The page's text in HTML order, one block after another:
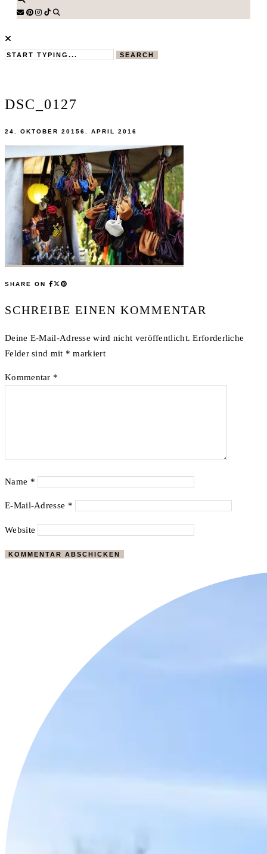
SEARCH
DSC_0127
24. OKTOBER 20156. APRIL 2016
SHARE ON
SCHREIBE EINEN KOMMENTAR
Deine E-Mail-Adresse wird nicht veröffentlicht. Erforderliche
Felder sind mit * markiert
Kommentar *
Name *
E-Mail-Adresse *
Website